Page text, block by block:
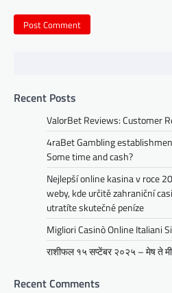
Recent Posts
ValorBet Reviews: Customer
4raBet Gambling
Some time and cash?
Nejlepší online kasina v roce
weby, kde určitě zahraniční
utratíte skutečné peníze
Migliori Casinò Online Italiani
राशीफल १५ सप्टेंबर २०२५ – मेष ते
Recent Comments